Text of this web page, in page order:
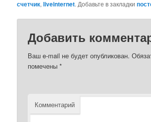
счетчик,liveinternet. Добавьте в закладки
Добавить
Ваш e-mail не будет опубликован.
помечены*
Комментарий